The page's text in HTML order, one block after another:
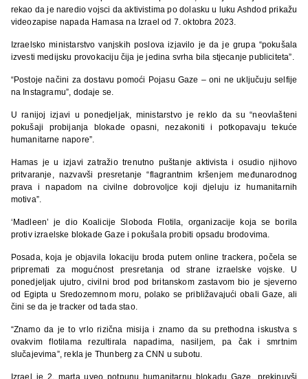
rekao da je naredio vojsci da aktivistima po dolasku u luku Ashdod prikažu
videozapise napada Hamasa na Izrael od 7. oktobra 2023.
Izraelsko ministarstvo vanjskih poslova izjavilo je da je grupa “pokušala
izvesti medijsku provokaciju čija je jedina svrha bila stjecanje publiciteta”.
“Postoje načini za dostavu pomoći Pojasu Gaze – oni ne uključuju selfije
na Instagramu”, dodaje se.
U ranijoj izjavi u ponedjeljak, ministarstvo je reklo da su “neovlašteni
pokušaji probijanja blokade opasni, nezakoniti i potkopavaju tekuće
humanitarne napore”.
Hamas je u izjavi zatražio trenutno puštanje aktivista i osudio njihovo
pritvaranje, nazvavši presretanje “flagrantnim kršenjem međunarodnog
prava i napadom na civilne dobrovoljce koji djeluju iz humanitarnih
motiva”.
‘Madleen’ je dio Koalicije Sloboda Flotila, organizacije koja se borila
protiv izraelske blokade Gaze i pokušala probiti opsadu brodovima.
Posada, koja je objavila lokaciju broda putem online trackera, počela se
pripremati za mogućnost presretanja od strane izraelske vojske. U
ponedjeljak ujutro, civilni brod pod britanskom zastavom bio je sjeverno
od Egipta u Sredozemnom moru, polako se približavajući obali Gaze, ali
čini se da je tracker od tada stao.
“Znamo da je to vrlo rizična misija i znamo da su prethodna iskustva s
ovakvim flotilama rezultirala napadima, nasiljem, pa čak i smrtnim
slučajevima”, rekla je Thunberg za CNN u subotu.
Izrael je 2. marta uveo potpunu humanitarnu blokadu Gaze, prekinuvši